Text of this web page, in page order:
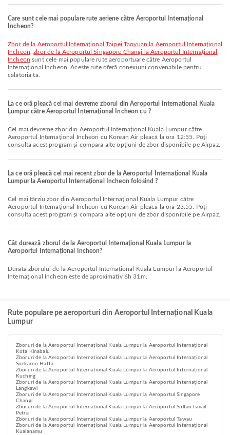
Care sunt cele mai populare rute aeriene către Aeroportul Internațional
Incheon?
zbor de la Aeroportul Internațional Taipei Taoyuan la Aeroportul Internațional
Incheon ,zbor de la Aeroportul Singapore Changi la Aeroportul Internațional
Incheon sunt cele mai populare rute aeroportuare către Aeroportul
Internațional Incheon. Aceste rute oferă conexiuni convenabile pentru
călătoria ta.
La ce oră pleacă cel mai devreme zborul din Aeroportul Internațional Kuala
Lumpur către Aeroportul Internațional Incheon cu ?
Cel mai devreme zbor din Aeroportul Internațional Kuala Lumpur către
Aeroportul Internațional Incheon cu Korean Air pleacă la ora 12:55. Poți
consulta acest program și compara alte opțiuni de zbor disponibile pe Airpaz.
La ce oră pleacă cel mai recent zbor de la Aeroportul Internațional Kuala
Lumpur la Aeroportul Internațional Incheon folosind ?
Cel mai târziu zbor din Aeroportul Internațional Kuala Lumpur către
Aeroportul Internațional Incheon cu Korean Air pleacă la ora 23:55. Poți
consulta acest program și compara alte opțiuni de zbor disponibile pe Airpaz.
Cât durează zborul de la Aeroportul Internațional Kuala Lumpur la
Aeroportul Internațional Incheon?
Durata zborului de la Aeroportul Internațional Kuala Lumpur la Aeroportul
Internațional Incheon este de aproximativ 6h 31m.
Rute populare pe aeroporturi din Aeroportul Internațional Kuala
Lumpur
Zboruri de la Aeroportul Internațional Kuala Lumpur la Aeroportul Internațional
Kota Kinabalu
Zboruri de la Aeroportul Internațional Kuala Lumpur la Aeroportul Internațional
Soekarno Hatta
Zboruri de la Aeroportul Internațional Kuala Lumpur la Aeroportul Internațional
Kuching
Zboruri de la Aeroportul Internațional Kuala Lumpur la Aeroportul Internațional
Langkawi
Zboruri de la Aeroportul Internațional Kuala Lumpur la Aeroportul Singapore
Changi
Zboruri de la Aeroportul Internațional Kuala Lumpur la Aeroportul Sultan Ismail
Petra
Zboruri de la Aeroportul Internațional Kuala Lumpur la Aeroportul Tawau
Zboruri de la Aeroportul Internațional Kuala Lumpur la Aeroportul Internațional
Kualanamu